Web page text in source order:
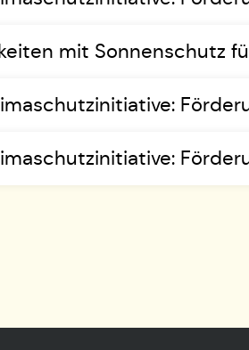
mit Sonnenschutz